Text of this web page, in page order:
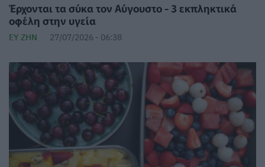
Έρχονται τα σύκα τον Αύγουστο - 3 εκπληκτικά
οφέλη στην υγεία
ΕΥ ΖΗΝ 27/07/2026 - 06:38